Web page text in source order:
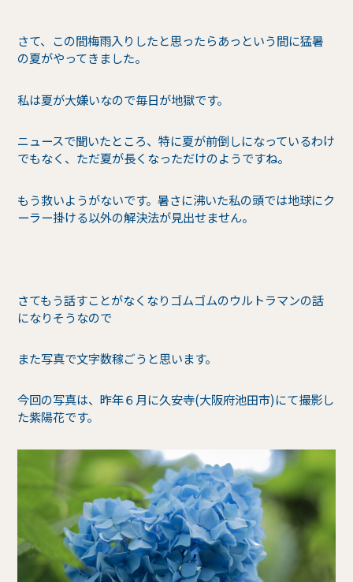
さて、この間梅雨入りしたと思ったらあっという間に猛暑
の夏がやってきました。
私は夏が大嫌いなので毎日が地獄です。
ニュースで聞いたところ、特に夏が前倒しになっているわけ
でもなく、ただ夏が長くなっただけのようですね。
もう救いようがないです。暑さに沸いた私の頭では地球にク
ーラー掛ける以外の解決法が見出せません。
さてもう話すことがなくなりゴムゴムのウルトラマンの話
になりそうなので
また写真で文字数稼ごうと思います。
今回の写真は、昨年６月に久安寺(大阪府池田市)にて撮影し
た紫陽花です。